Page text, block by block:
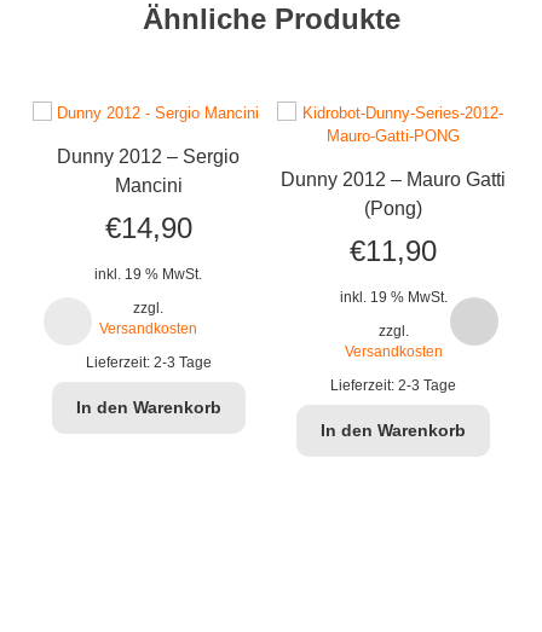
Ähnliche Produkte
Dunny 2012 – Sergio
Mancini
€14,90
inkl. 19 % MwSt.
zzgl.
Versandkosten
Lieferzeit: 2-3 Tage
In den Warenkorb
Dunny 2012 – Mauro Gatti
(Pong)
€11,90
inkl. 19 % MwSt.
zzgl.
Versandkosten
Lieferzeit:2-3 Tage
In den Warenkorb